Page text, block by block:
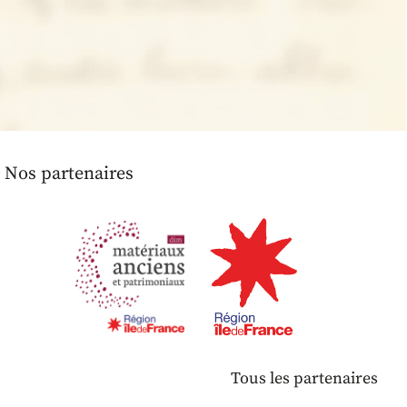
Nos partenaires
Tous les partenaires